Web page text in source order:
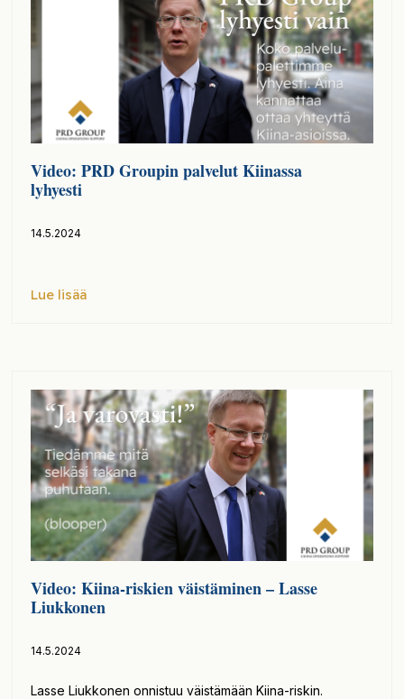
Video: PRD Groupin palvelut Kiinassa
lyhyesti
14.5.2024
Lue lisää
Video: Kiina-riskien väistäminen – Lasse
Liukkonen
14.5.2024
Lasse Liukkonen onnistuu väistämään Kiina-riskin.